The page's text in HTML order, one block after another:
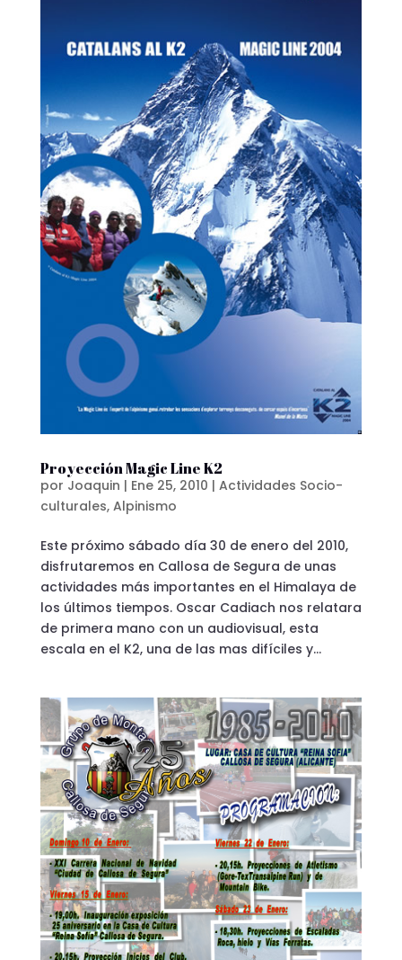
Proyección Magic Line K2
por Joaquin | Ene 25, 2010 | Actividades Socio-
culturales, Alpinismo
Este próximo sábado día 30 de enero del 2010,
disfrutaremos en Callosa de Segura de unas
actividades más importantes en el Himalaya de
los últimos tiempos. Oscar Cadiach nos relatara
de primera mano con un audiovisual, esta
escala en el K2, una de las mas difíciles y...